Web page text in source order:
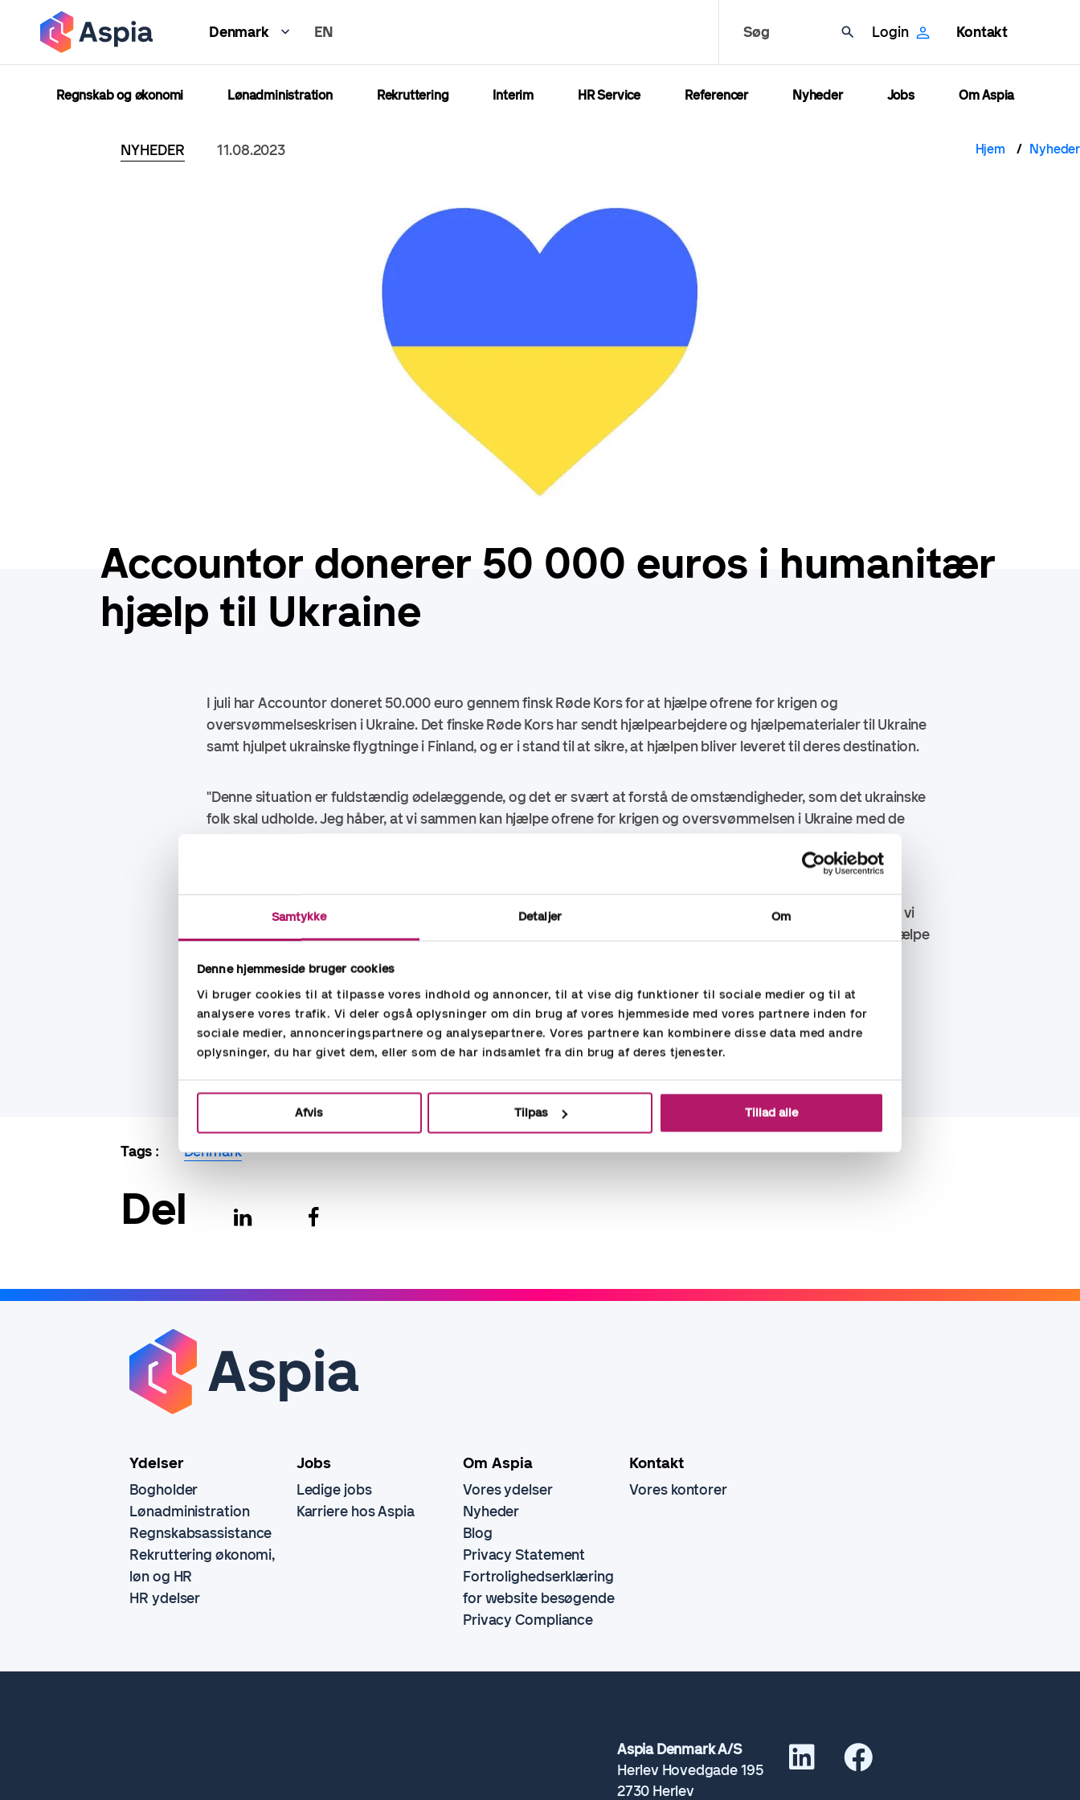
Samtykke Detaljer Om
Denne hjemmeside bruger cookies
Vi bruger cookies til at tilpasse vores indhold og annoncer, til at vise dig funktioner til sociale medier og til at
analysere vores trafik. Vi deler også oplysninger om din brug af vores hjemmeside med vores partnere inden for
sociale medier, annonceringspartnere og analysepartnere. Vores partnere kan kombinere disse data med andre
oplysninger, du har givet dem, eller som de har indsamlet fra din brug af deres tjenester.
Afvis Tilpas Tillad alle
hovedindhold
Denmark EN Søg Login Kontakt
Regnskab og økonomi Lønadministration Rekruttering Interim HR Service Referencer Nyheder Jobs Om Aspia
NYHEDER 11.08.2023 Hjem Nyheder
Accountor donerer 50 000 euros i humanitær
hjælp til Ukraine
I juli har Accountor doneret 50.000 euro gennem finsk Røde Kors for at hjælpe ofrene for krigen og
oversvømmelseskrisen i Ukraine. Det finske Røde Kors har sendt hjælpearbejdere og hjælpematerialer til Ukraine
samt hjulpet ukrainske flygtninge i Finland, og er i stand til at sikre, at hjælpen bliver leveret til deres destination.
"Denne situation er fuldstændig ødelæggende, og det er svært at forstå de omstændigheder, som det ukrainske
folk skal udholde. Jeg håber, at vi sammen kan hjælpe ofrene for krigen og oversvømmelsen i Ukraine med de
Siden krigens begyndelse har Accountor konstant søgt måder at give hjælp i krisen på. For eksempel støtter vi
direkte vores medarbejdere, der arbejder i Ukraine, og deres familier på mange måder. Denne donation vil hjælpe
Tags Denmark
Del
Ydelser
Bogholder
Lønadministration
Regnskabsassistance
Rekruttering økonomi,
løn og HR
HR ydelser
Jobs
Ledige jobs
Karriere hos Aspia
Om Aspia
Vores ydelser
Nyheder
Blog
Privacy Statement
Fortrolighedserklæring
for website besøgende
Privacy Compliance
Kontakt
Vores kontorer
Aspia Denmark A/S
Herlev Hovedgade 195
2730 Herlev